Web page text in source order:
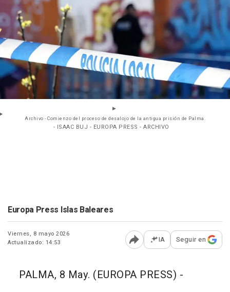
Archivo - Comienzo del proceso de desalojo de la antigua prisión de Palma.
- ISAAC BUJ - EUROPA PRESS - ARCHIVO
Europa Press Islas Baleares
Viernes, 8 mayo 2026
Actualizado: 14:53
Abrir opciones para
IA Seguir en
PALMA, 8 May. (EUROPA PRESS) -